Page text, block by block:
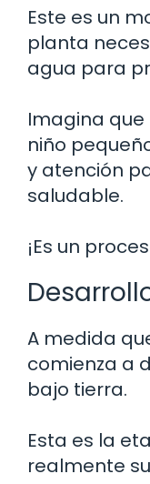
Este es un
planta
agua para
Imagina
niño
y atención
saludable.
¡Es un
A medida
comienza a
bajo tierra.
Esta es la
realmente